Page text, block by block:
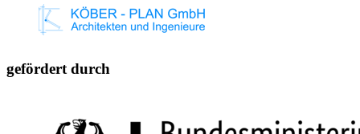
gefördert durch